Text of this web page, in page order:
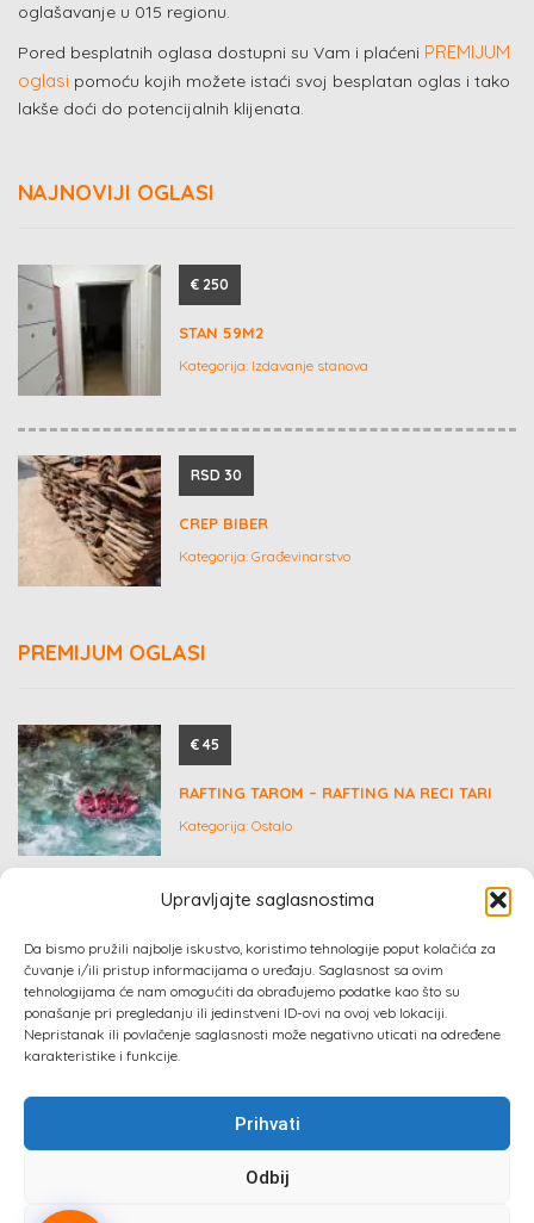
Upravljajte saglasnostima
Da bismo pružili najbolje iskustvo, koristimo tehnologije poput kolačića za
čuvanje i/ili pristup informacijama o uređaju. Saglasnost sa ovim
tehnologijama će nam omogućiti da obrađujemo podatke kao što su
ponašanje pri pregledanju ili jedinstveni ID-ovi na ovoj veb lokaciji.
Nepristanak ili povlačenje saglasnosti može negativno uticati na određene
karakteristike i funkcije.
Prihvati
Odbij
oglašavanje u 015 regionu.
Pored besplatnih oglasa dostupni su Vam i plaćeni PREMIJUM
oglasi pomoću kojih možete istaći svoj besplatan oglas i tako
lakše doći do potencijalnih klijenata.
NAJNOVIJI OGLASI
€ 250
STAN 59M2
Kategorija: Izdavanje stanova
RSD 30
CREP BIBER
Kategorija: Građevinarstvo
PREMIJUM OGLASI
€ 45
RAFTING TAROM – RAFTING NA RECI TARI
Kategorija: Ostalo
IZRADA WEB SAJTA
Kategorija:Konsalting, marketing
Sva prava zadržana 2024 ©Izrada web sajta